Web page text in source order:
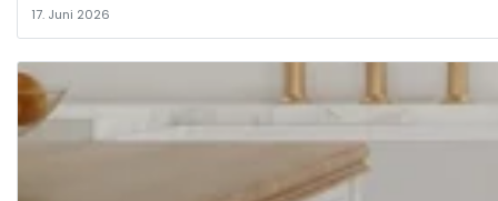
17. Juni 2026